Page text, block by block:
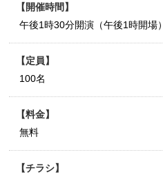
開催時間
午後1時30分開演（午後1時開場）
定員
100名
料金
無料
チラシ